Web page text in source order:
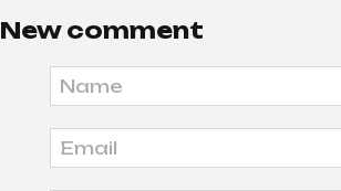
New comment